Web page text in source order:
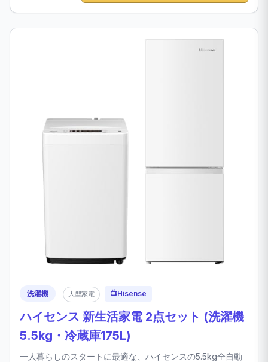
洗濯機 大型家電 📺Hisense
ハイセンス 新生活家電 2点セット (洗濯機
5.5kg・冷蔵庫175L)
一人暮らしのスタートに最適な、ハイセンスの5.5kg全自動